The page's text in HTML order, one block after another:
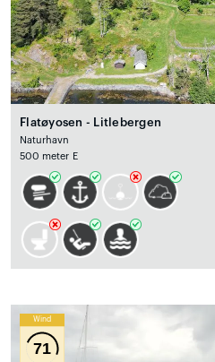
Flatøyosen - Litlebergen
Naturhavn
500 meter E
Wind
71